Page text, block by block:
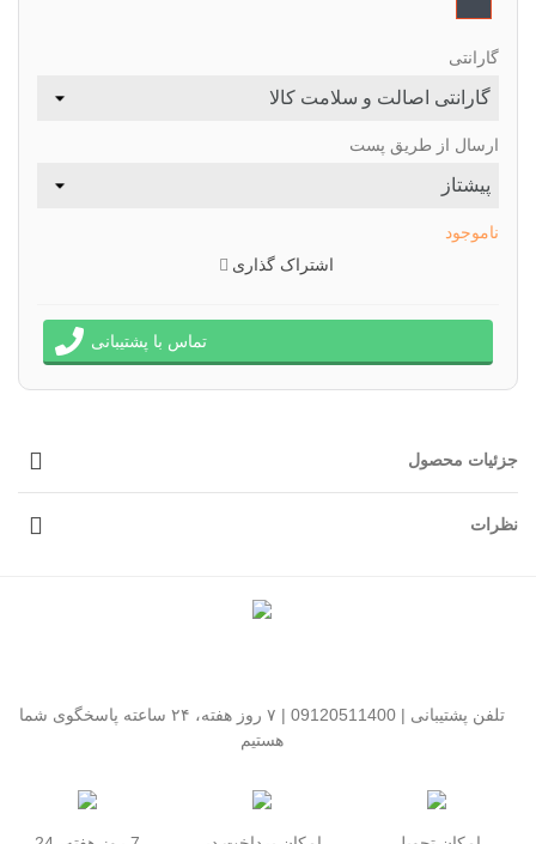
گارانتی
ارسال از طریق پست
ناموجود
اشتراک گذاری
تماس با پشتیبانی
جزئیات محصول
نظرات
تلفن پشتیبانی | 09120511400 | ۷ روز هفته، ۲۴ ساعته پاسخگوی شما
هستیم